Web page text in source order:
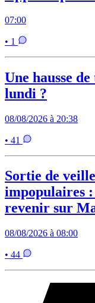
07:00
• 1
Une hausse
lundi ?
08/08/2026 à 20:38
• 41
Sortie de
impopulaires :
revenir sur
08/08/2026 à 08:00
• 44